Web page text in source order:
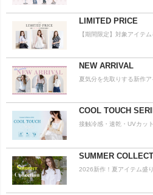
LIMITED PRICE
【期間限定】対象アイテ
NEW ARRIVAL
夏気分を先取りする新作
COOL TOUCH
接触冷感・速乾・UVカッ
SUMMER
2026新作！夏アイテム盛